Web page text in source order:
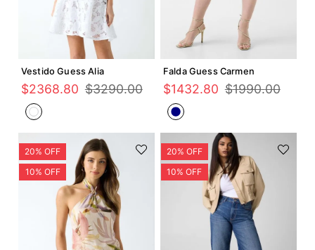
Agregar +
Vestido Guess Alia
$2368.80 $3290.00
Agregar +
Falda Guess Carmen
$1432.80 $1990.00